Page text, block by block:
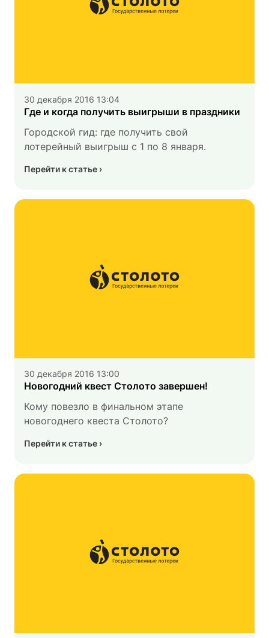
30 декабря 2016 13:04
Где и когда получить выигрыши в праздники
Городской гид: где получить свой
лотерейный выигрыш с 1 по 8 января.
Перейти к статье
30 декабря 2016 13:00
Новогодний квест Столото завершен!
Кому повезло в финальном этапе
новогоднего квеста Столото?
Перейти к статье